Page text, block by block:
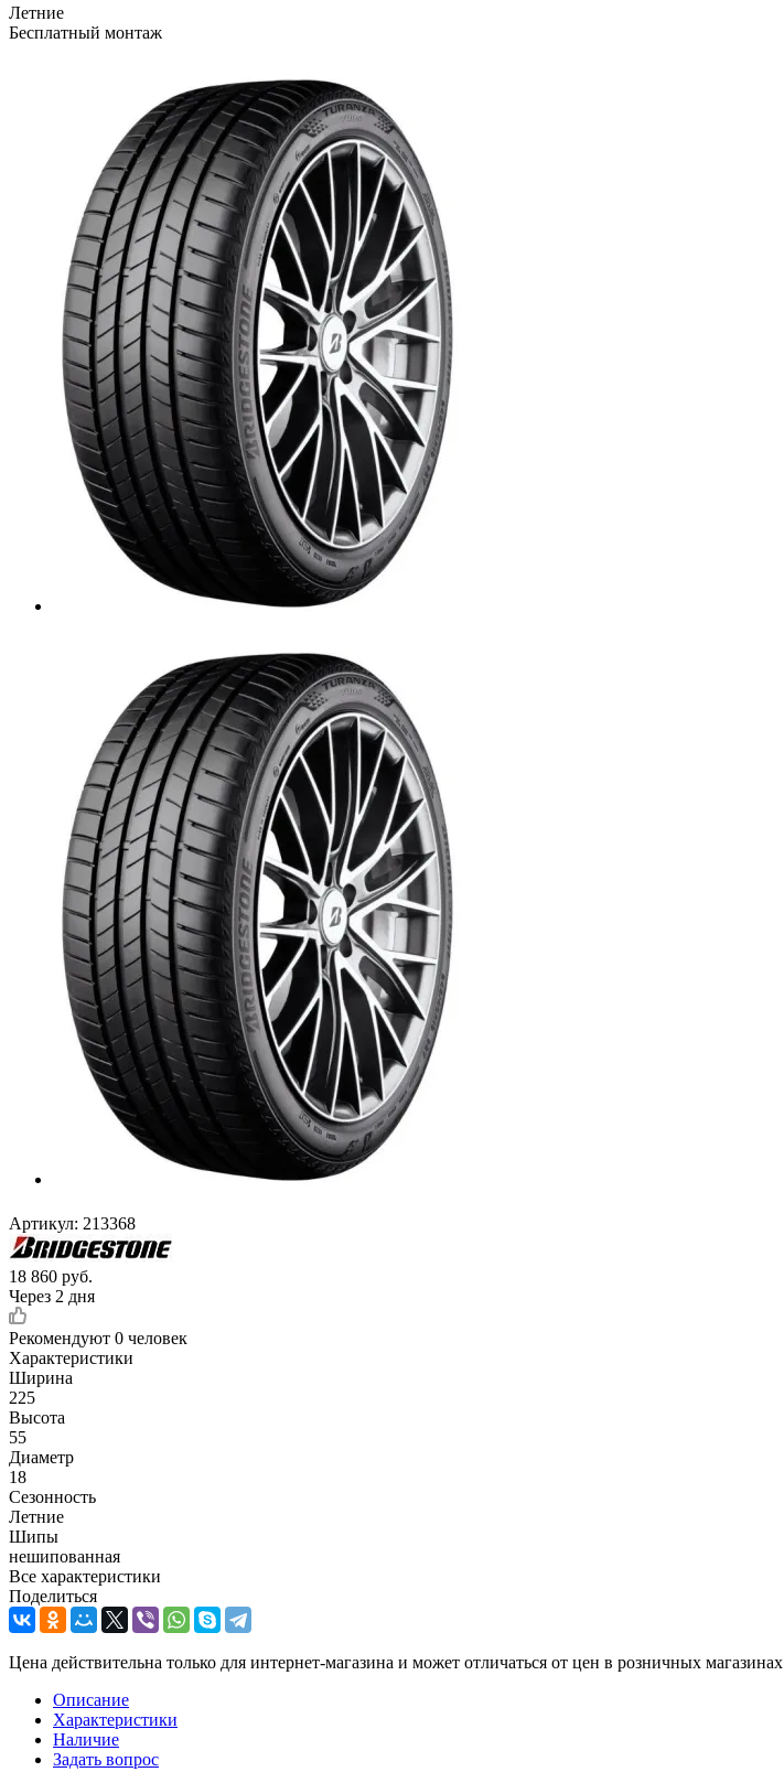
Летние
Бесплатный монтаж
Артикул: 213368
18 860 руб.
Через 2 дня
Рекомендуют 0 человек
Характеристики
Ширина
225
Высота
55
Диаметр
18
Сезонность
Летние
Шипы
нешипованная
Все характеристики
Поделиться
Цена действительна только для интернет-магазина и может отличаться от цен в розничных магазинах
Описание
Характеристики
Наличие
Задать вопрос